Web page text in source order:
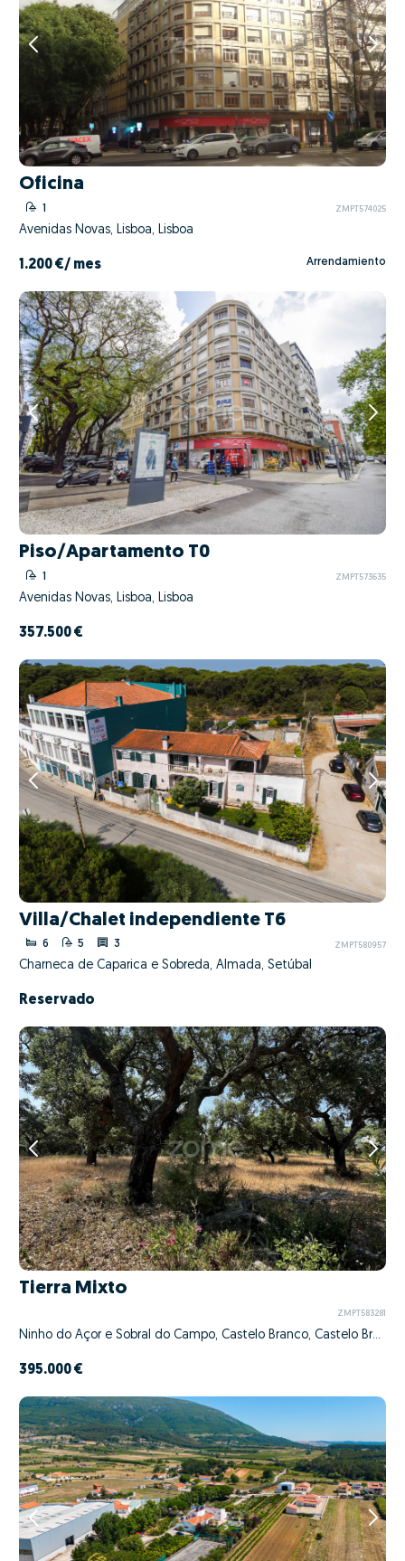
Oficina
1 ZMPT574025
Avenidas Novas, Lisboa, Lisboa
1.200 €/ mes Arrendamiento
Piso/Apartamento T0
1 ZMPT573635
Avenidas Novas, Lisboa, Lisboa
357.500 €
Villa/Chalet independiente T6
6 5 3 ZMPT580957
Charneca de Caparica e Sobreda, Almada, Setúbal
Reservado
Tierra Mixto
ZMPT583281
Ninho do Açor e Sobral do Campo, Castelo Branco, Castelo Branco
395.000 €